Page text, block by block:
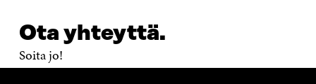
Ota yhteyttä.
Soita jo!